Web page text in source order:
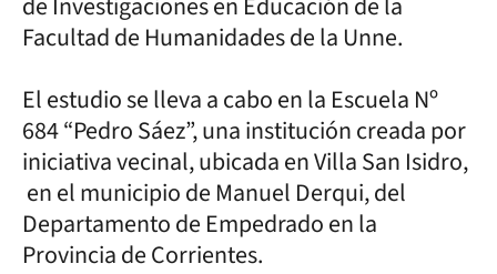
Facultad de Humanidades de la Unne.
El estudio se lleva a cabo en la Escuela Nº
684 “Pedro Sáez”, una institución creada por
iniciativa vecinal, ubicada en Villa San Isidro,
en el municipio de Manuel Derqui, del
Departamento de Empedrado en la
Provincia de Corrientes.